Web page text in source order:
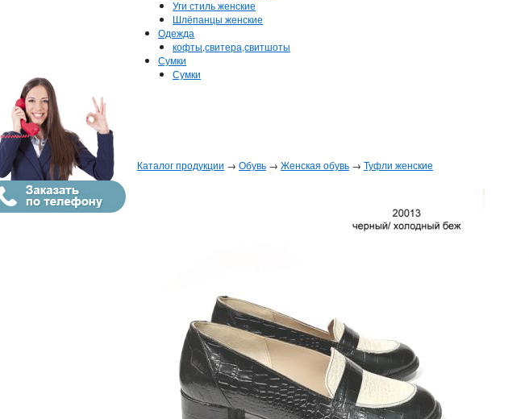
Уги стиль женские
Шлёпанцы женские
Одежда
кофты,свитера,свитшоты
Сумки
Сумки
Каталог продукции → Обувь → Женская обувь → Туфли женские